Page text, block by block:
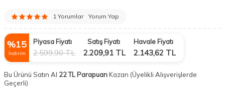
1 Yorumlar Yorum Yap
%15
İndirim
Piyasa Fiyatı
2.599,90TL
Satış Fiyatı
2.209,91 TL
Havale Fiyatı
2.143,62 TL
Bu Ürünü Satın Al 22 TL ParapuanKazan (Üyelikli Alışverişlerde
Geçerli)